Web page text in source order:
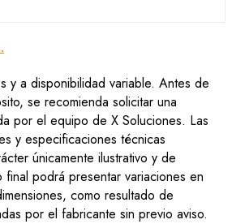
y a disponibilidad variable. Antes de
se recomienda solicitar una
por el equipo de X Soluciones. Las
y especificaciones técnicas
únicamente ilustrativo y de
podrá presentar variaciones en
como resultado de
por el fabricante sin previo aviso.